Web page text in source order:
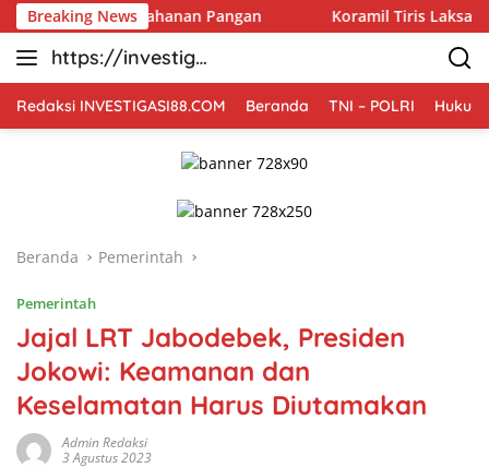
Langsung
ke
konten
Breaking News
Ketahanan Pangan Koramil Tiris Laksanakan
https://investiga
si88.com
Redaksi INVESTIGASI88.COM Beranda TNI – POLRI
Beranda Pemerintah
Pemerintah
Jajal LRT Jabodebek, Presiden
Jokowi: Keamanan dan
Keselamatan Harus Diutamakan
Admin Redaksi
3 Agustus 2023